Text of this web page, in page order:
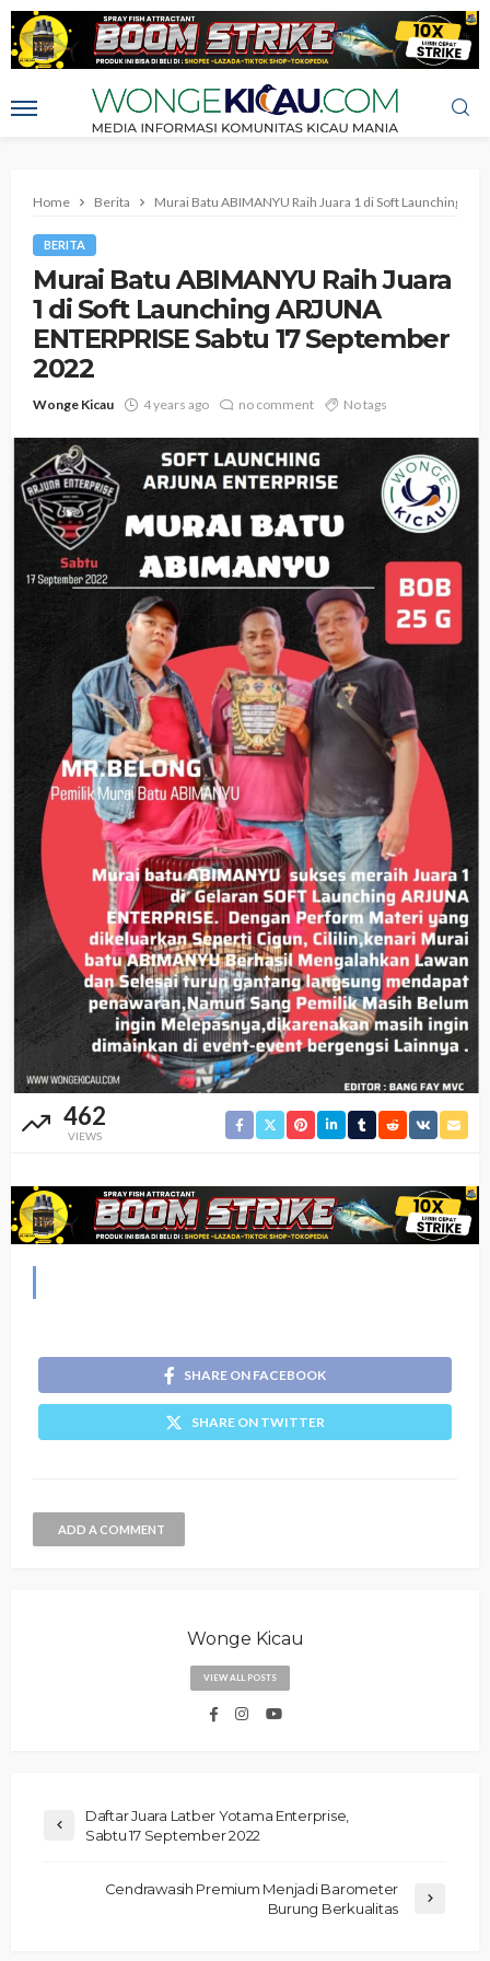
Home Berita Murai Batu ABIMANYU Raih Juara 1 di Soft Launching
BERITA
Murai Batu ABIMANYU Raih Juara
1 di Soft Launching ARJUNA
ENTERPRISE Sabtu 17 September
2022
Wonge Kicau 4 years ago no comment No tags
462
VIEWS
SHARE ON FACEBOOK
SHARE ON TWITTER
ADD A COMMENT
Wonge Kicau
VIEW ALL POSTS
Daftar Juara Latber Yotama Enterprise,
Sabtu 17 September 2022
Cendrawasih Premium Menjadi Barometer
Burung Berkualitas